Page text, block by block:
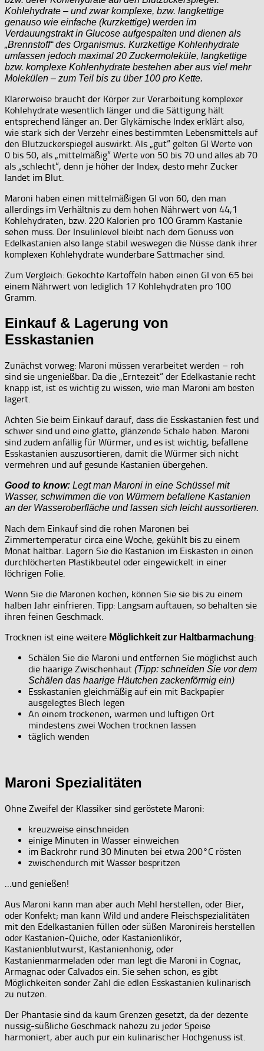
Kohlehydrate – und zwar komplexe, bzw. langkettige
genauso wie einfache (kurzkettige) werden im
Verdauungstrakt in Glucose aufgespalten und dienen als
„Brennstoff“ des Organismus. Kurzkettige Kohlenhydrate
umfassen jedoch maximal 20 Zuckermoleküle, langkettige
bzw. komplexe Kohlenhydrate bestehen aber aus viel mehr
Molekülen – zum Teil bis zu über 100 pro Kette.
Klarerweise braucht der Körper zur Verarbeitung komplexer
Kohlehydrate wesentlich länger und die Sättigung hält
entsprechend länger an. Der Glykämische Index erklärt also,
wie stark sich der Verzehr eines bestimmten Lebensmittels auf
den Blutzuckerspiegel auswirkt. Als „gut“ gelten GI Werte von
0 bis 50, als „mittelmäßig“ Werte von 50 bis 70 und alles ab 70
als „schlecht“, denn je höher der Index, desto mehr Zucker
landet im Blut.
Maroni haben einen mittelmäßigen GI von 60, den man
allerdings im Verhältnis zu dem hohen Nährwert von 44,1
Kohlehydraten, bzw. 220 Kalorien pro 100 Gramm Kastanie
sehen muss. Der Insulinlevel bleibt nach dem Genuss von
Edelkastanien also lange stabil weswegen die Nüsse dank ihrer
komplexen Kohlehydrate wunderbare Sattmacher sind.
Zum Vergleich: Gekochte Kartoffeln haben einen GI von 65 bei
einem Nährwert von lediglich 17 Kohlehydraten pro 100
Gramm.
Einkauf & Lagerung von
Esskastanien
Zunächst vorweg: Maroni müssen verarbeitet werden – roh
sind sie ungenießbar. Da die „Erntezeit“ der Edelkastanie recht
knapp ist, ist es wichtig zu wissen, wie man Maroni am besten
lagert.
Achten Sie beim Einkauf darauf, dass die Esskastanien fest und
schwer sind und eine glatte, glänzende Schale haben. Maroni
sind zudem anfällig für Würmer, und es ist wichtig, befallene
Esskastanien auszusortieren, damit die Würmer sich nicht
vermehren und auf gesunde Kastanien übergehen.
Good to know: Legt man Maroni in eine Schüssel mit
Wasser, schwimmen die von Würmern befallene Kastanien
an der Wasseroberfläche und lassen sich leicht aussortieren.
Nach dem Einkauf sind die rohen Maronen bei
Zimmertemperatur circa eine Woche, gekühlt bis zu einem
Monat haltbar. Lagern Sie die Kastanien im Eiskasten in einen
durchlöcherten Plastikbeutel oder eingewickelt in einer
löchrigen Folie.
Wenn Sie die Maronen kochen, können Sie sie bis zu einem
halben Jahr einfrieren. Tipp: Langsam auftauen, so behalten sie
ihren feinen Geschmack.
Trocknen ist eine weitere Möglichkeit zur Haltbarmachung:
Schälen Sie die Maroni und entfernen Sie möglichst auch
die haarige Zwischenhaut (Tipp: schneiden Sie vor dem
Schälen das haarige Häutchen zackenförmig ein)
Esskastanien gleichmäßig auf ein mit Backpapier
ausgelegtes Blech legen
An einem trockenen, warmen und luftigen Ort
mindestens zwei Wochen trocknen lassen
täglich wenden
Maroni Spezialitäten
Ohne Zweifel der Klassiker sind geröstete Maroni:
kreuzweise einschneiden
einige Minuten in Wasser einweichen
im Backrohr rund 30 Minuten bei etwa 200°C rösten
zwischendurch mit Wasser bespritzen
…und genießen!
Aus Maroni kann man aber auch Mehl herstellen, oder Bier,
oder Konfekt; man kann Wild und andere Fleischspezialitäten
mit den Edelkastanien füllen oder süßen Maronireis herstellen
oder Kastanien-Quiche, oder Kastanienlikör,
Kastanienblutwurst, Kastanienhonig, oder
Kastanienmarmeladen oder man legt die Maroni in Cognac,
Armagnac oder Calvados ein. Sie sehen schon, es gibt
Möglichkeiten sonder Zahl die edlen Esskastanien kulinarisch
zu nutzen.
Der Phantasie sind da kaum Grenzen gesetzt, da der dezente
nussig-süßliche Geschmack nahezu zu jeder Speise
harmoniert, aber auch pur ein kulinarischer Hochgenuss ist.